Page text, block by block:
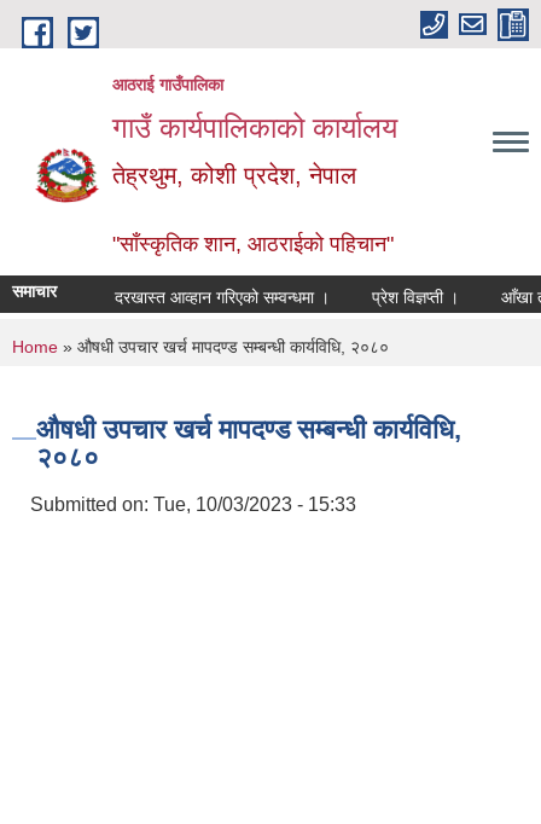
Skip to main content
आठराई गाउँपालिका
गाउँ कार्यपालिकाको कार्यालय
तेह्रथुम, कोशी प्रदेश, नेपाल
"साँस्कृतिक शान, आठराईको पहिचान"
समाचार दरखास्त आव्हान गरिएको सम्वन्धमा । प्रेश विज्ञप्ती । आँखा तथा
You are here
Home » औषधी उपचार खर्च मापदण्ड सम्बन्धी कार्यविधि, २०८०
औषधी उपचार खर्च मापदण्ड सम्बन्धी कार्यविधि,
२०८०
Submitted on: Tue, 10/03/2023 - 15:33